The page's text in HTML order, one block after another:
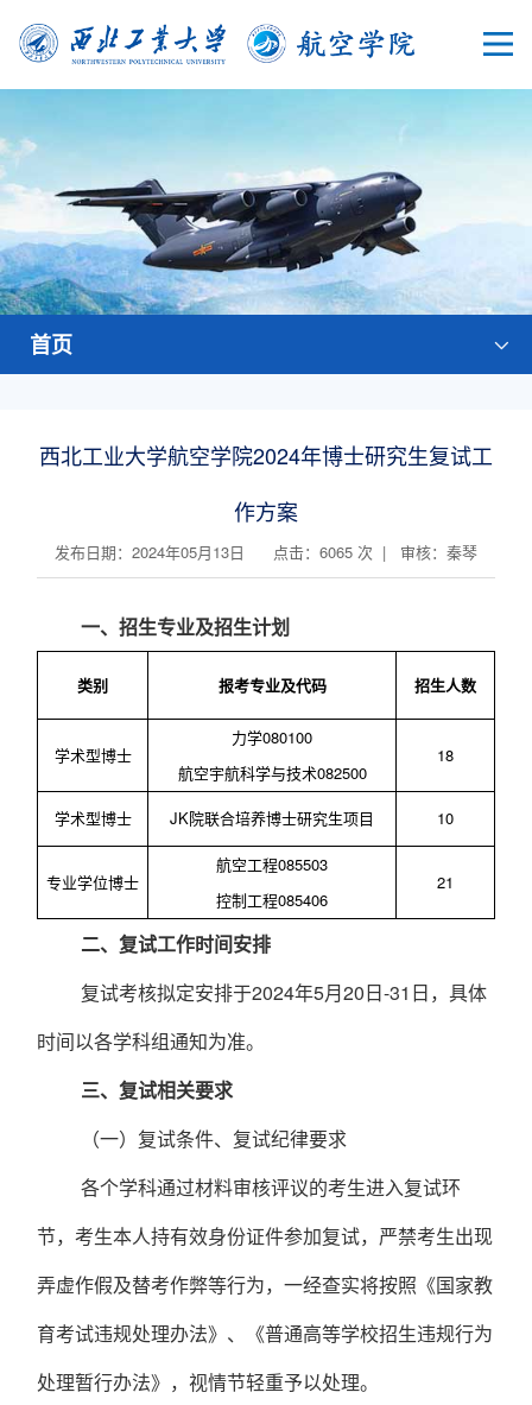
首页
西北工业大学航空学院2024年博士研究生复试工
作方案
发布日期：2024年05月13日 点击： 6065 次 | 审核：秦琴
一、招生专业及招生计划
类别 报考专业及代码 招生人数
学术型博士
力学080100
航空宇航科学与技术082500
18
学术型博士 JK院联合培养博士研究生项目 10
专业学位博士
航空工程085503
控制工程085406
21
二、 复试工作时间安排
复试考核拟定安排于2024年5月20日-31 日，具体
时间以各学科组通知为准。
三、复试相关要求
（一）复试条件、复试纪律要求
各个学科通过材料审核评议的考生进入复试环
节，考生本人持有效身份证件参加复试，严禁考生出现
弄虚作假及替考作弊等行为，一经查实将按照《国家教
育考试违规处理办法》、《普通高等学校招生违规行为
处理暂行办法》，视情节轻重予以处理。